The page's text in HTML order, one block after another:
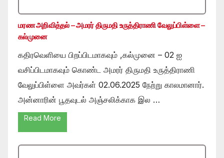
மரண அறிவித்தல் – அமரர் திருமதி உருத்திராணி வேலுப்பிள்ளை –
கல்முனை
கதிரவெளியை பிறப்பிடமாகவும் ,கல்முனை – 02 ஐ
வசிப்பிடமாகவும் கொண்ட அமரர் திருமதி உருத்திராணி
வேலுப்பிள்ளை அவர்கள் 02.06.2025 நேற்று காலமானார்.
அன்னாரின் பூதவுடல் அஞ்சலிக்காக இல …
Read More